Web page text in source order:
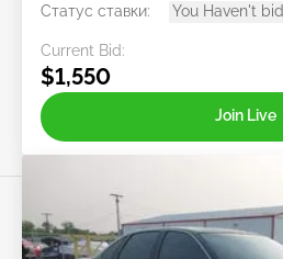
Статус ставки:
You Haven't bid
Current Bid:
$1,550
Join Live